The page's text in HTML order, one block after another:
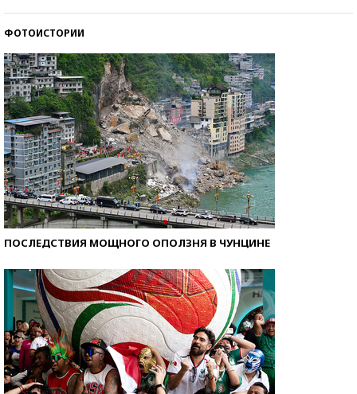
ФОТОИСТОРИИ
ПОСЛЕДСТВИЯ МОЩНОГО ОПОЛЗНЯ В ЧУНЦИНЕ